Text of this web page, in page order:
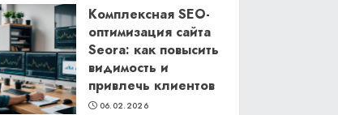
Комплексная SEO-
оптимизация сайта
Seora: как повысить
видимость и
привлечь клиентов
06.02.2026